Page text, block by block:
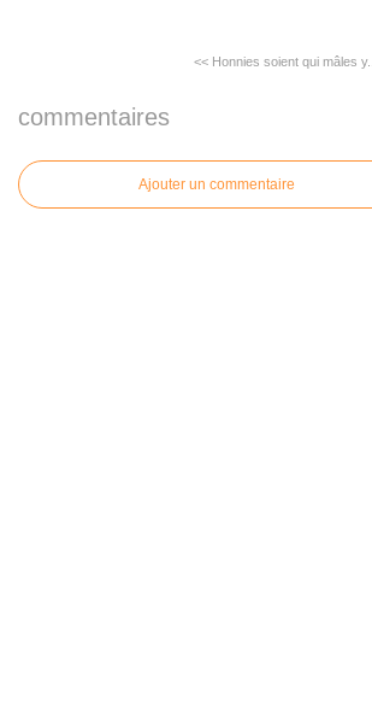
<< Honnies soient qui mâles y...
commentaires
Ajouter un commentaire